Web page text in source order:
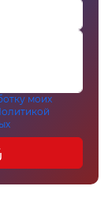
моих